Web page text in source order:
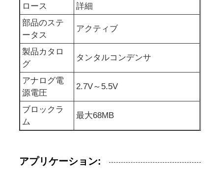
UART IC
ADC DAC
RF統合回路
電子コンポーネント
ロース
詳細
部品のステ
ータス
アクティブ
製品カタロ
グ
タンタルコンデンサ
アナログ電
源電圧
2.7V～5.5V
ブロックラ
ム
最大68MB
アプリケーション: